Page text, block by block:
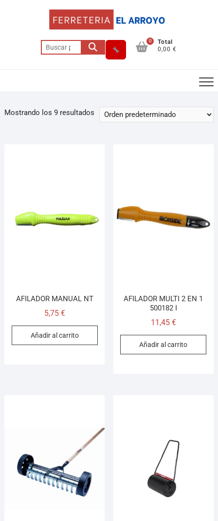
0
Total
0,00 €
Mostrando los 9 resultados
AFILADOR MANUAL NT
5,75 €
Añadir al carrito
AFILADOR MULTI 2 EN 1
500182 I
11,45 €
Añadir al carrito